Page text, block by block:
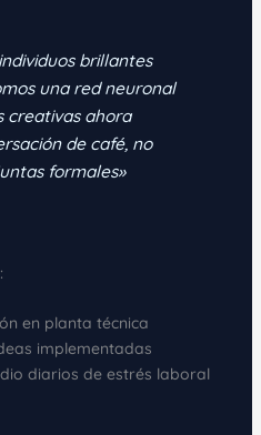
brillantes
una red neuronal
creativasahora
de café, no
formales»
en planta técnica
implementadas
diarios de estrés laboral